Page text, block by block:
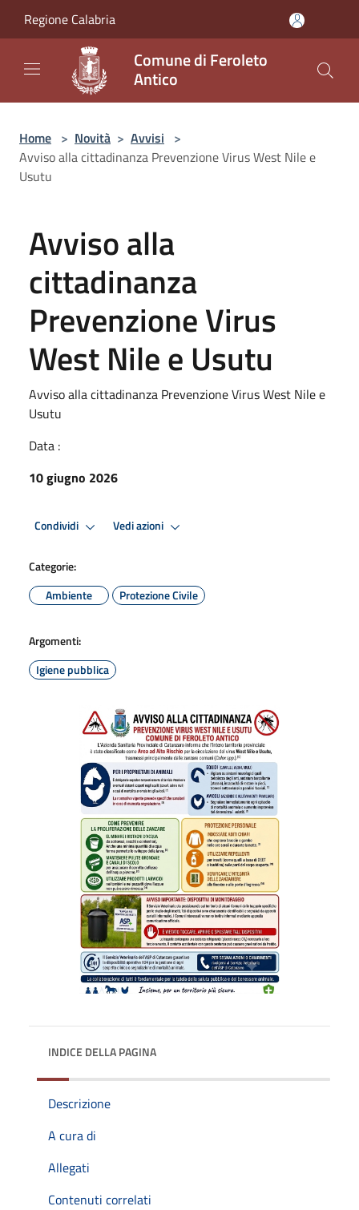
Regione Calabria
Comune di Feroleto
Antico
Home > Novità > Avvisi >
Avviso alla cittadinanza Prevenzione Virus West Nile e
Usutu
Avviso alla
cittadinanza
Prevenzione Virus
West Nile e Usutu
Avviso alla cittadinanza Prevenzione Virus West Nile e
Usutu
Data :
10 giugno 2026
Condividi Vedi azioni
Categorie:
Ambiente
Protezione Civile
Argomenti:
Igiene pubblica
INDICE DELLA PAGINA
Descrizione
A cura di
Allegati
Contenuti correlati